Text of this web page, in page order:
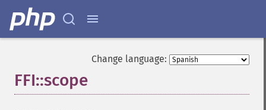
Change language:
FFI::scope